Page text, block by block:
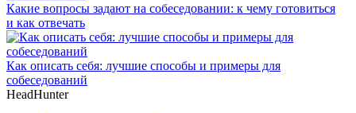
Какие вопросы задают на собеседовании: к чему готовиться
и как отвечать
Как описать себя: лучшие способы и примеры для
собеседований
HeadHunter